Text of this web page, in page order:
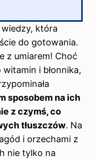
która
do gotowania.
z umiarem! Choć
witamin i błonnika,
sposobem na ich
z czymś, co
tłuszczów. Na
i orzechami z
nie tylko na